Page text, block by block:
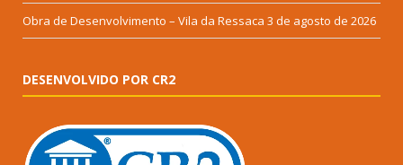
Obra de Desenvolvimento – Vila da Ressaca 3 de agosto de 2026
DESENVOLVIDO POR CR2